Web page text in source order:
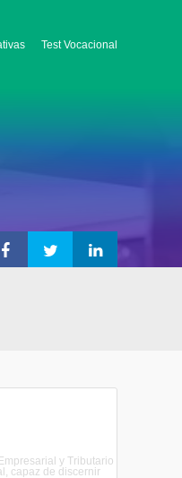
Test Vocacional
y Tributario
capaz de discernir